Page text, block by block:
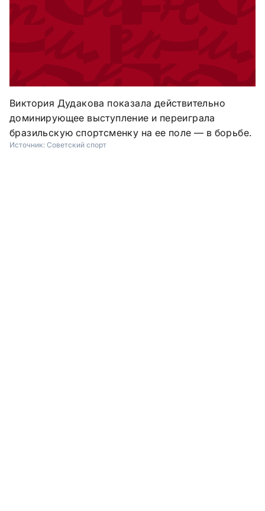
Виктория Дудакова показала действительно
доминирующее выступление и переиграла
бразильскую спортсменку на ее поле — в борьбе.
Источник: Советский спорт